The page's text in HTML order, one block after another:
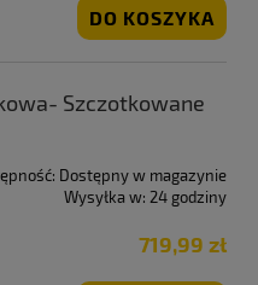
DO KOSZYKA
Szczotkowane
Dostępny w magazynie
Wysyłka w: 24 godziny
719,99 zł